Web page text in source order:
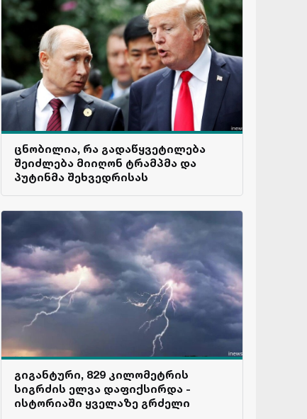
ცნობილია, რა გადაწყვეტილება
შეიძლება მიიღონ ტრამპმა და
პუტინმა შეხვედრისას
გიგანტური, 829 კილომეტრის
სიგრძის ელვა დაფიქსირდა -
ისტორიაში ყველაზე გრძელი